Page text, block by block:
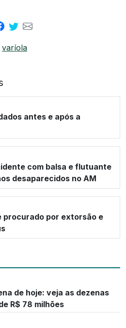
varíola
antes e após a
com balsa e flutuante
desaparecidos no AM
procurado por extorsão e
de hoje: veja as dezenas
R$ 78 milhões